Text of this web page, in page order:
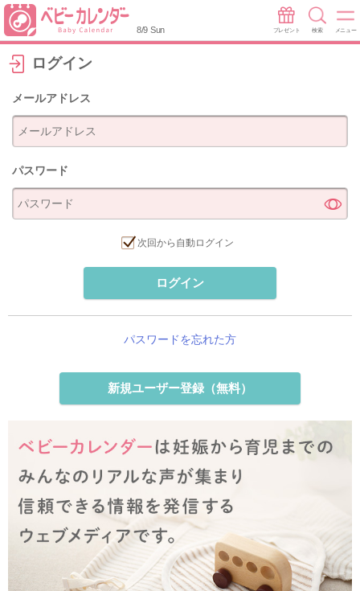
8/9 Sun プレゼント 検索 メニュー
ログイン
メールアドレス
パスワード
次回から自動ログイン
ログイン
パスワードを忘れた方
新規ユーザー登録（無料）